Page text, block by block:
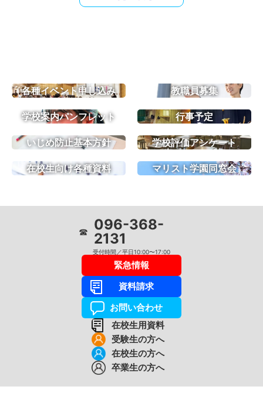
各種イベント申し込み 教職員募集
学校案内パンフレット 行事予定
いじめ防止基本方針 学校評価アンケート
在校生向け各種資料 マリスト学園同窓会
☎ 096-368-
2131
受付時間／平日10:00〜17:00
緊急情報
資料請求
お問い合わせ
在校生用資料
受験生の方へ
在校生の方へ
卒業生の方へ